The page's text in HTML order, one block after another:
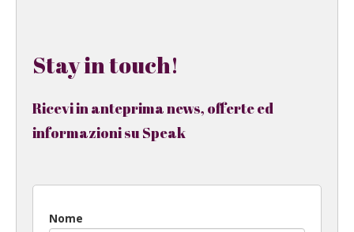
Stay in touch!
Ricevi in anteprima news, offerte ed
informazioni su Speak
Nome